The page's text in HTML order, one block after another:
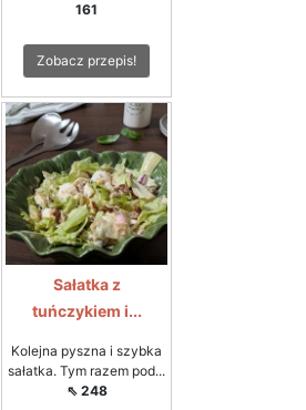
161
Zobacz przepis!
Sałatka z
tuńczykiem i...
Kolejna pyszna i szybka
sałatka. Tym razem pod...
⇖ 248